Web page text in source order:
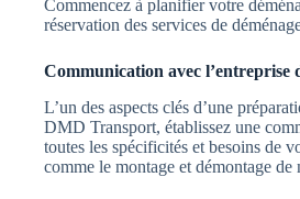
Commencez à planifier votre
réservation des services de
Communication avec l’entreprise
L’un des aspects clés d’une
DMD Transport, établissez une
toutes les spécificités et besoins de
comme le montage et démontage de